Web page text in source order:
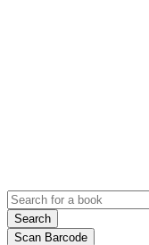
Search
Scan Barcode